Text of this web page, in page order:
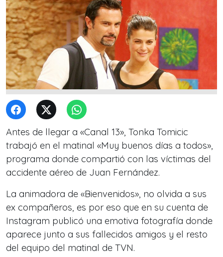
Antes de llegar a «Canal 13», Tonka Tomicic
trabajó en el matinal «Muy buenos días a todos»,
programa donde compartió con las víctimas del
accidente aéreo de Juan Fernández.
La animadora de «Bienvenidos», no olvida a sus
ex compañeros, es por eso que en su cuenta de
Instagram publicó una emotiva fotografía donde
aparece junto a sus fallecidos amigos y el resto
del equipo del matinal de TVN.